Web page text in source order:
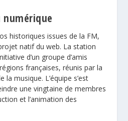
numérique
historiques issues de la FM,
natif du web. La station
d’un groupe d’amis
françaises, réunis par la
musique. L’équipe s’est
une vingtaine de membres
et l’animation des